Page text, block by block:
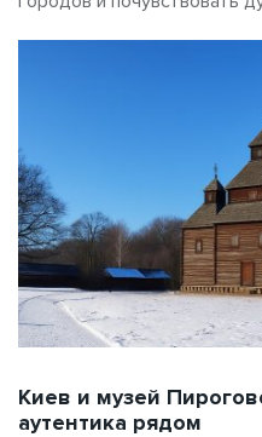
Киев и музей
аутентика рядом